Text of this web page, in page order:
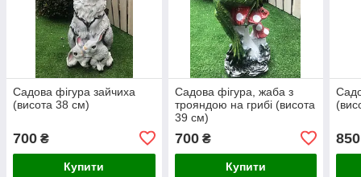
Садова фігура зайчиха
(висота 38 см)
700 ₴
Купити
Садова фігура, жаба з
трояндою на грибі (висота
39 см)
700₴
Купити
850